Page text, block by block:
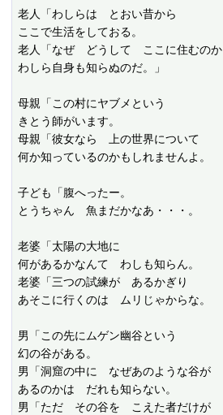
老人「わしらは　とおい昔から
ここで生活をしておる。
老人「なぜ　どうして　ここに住むのか
わしら自身も知らぬのだ。」
母親「この村にヤブメという
きとう師がいます。
母親「彼女なら　上の世界について
何か知っているのかもしれませんよ。
子ども「腹へったー。
とうちゃん　魚まだかなあ・・・。
老婆「太陽の大地に
何があるかなんて　わしも知らん。
老婆「三つの試練が　あるかぎり
あそこに行くのは　ムリじゃからな。
男「この先にムゲン幽谷という
幻の谷がある。
男「洞窟の中に　なぜあのような谷が
あるのかは　だれも知らない。
男「ただ　その谷を　こえた者だけが